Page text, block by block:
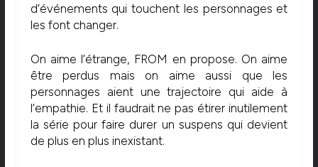
d’événements qui touchent les personnages et
les font changer.
On aime l’étrange, FROM en propose. On aime
être perdus mais on aime aussi que les
personnages aient une trajectoire qui aide à
l’empathie. Et il faudrait ne pas étirer inutilement
la série pour faire durer un suspens qui devient
de plus en plus inexistant.